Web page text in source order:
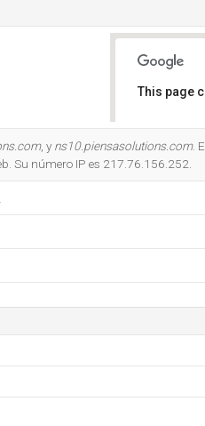
This page
, y ns10.piensasolutions.com.
Su número IP es 217.76.156.252.